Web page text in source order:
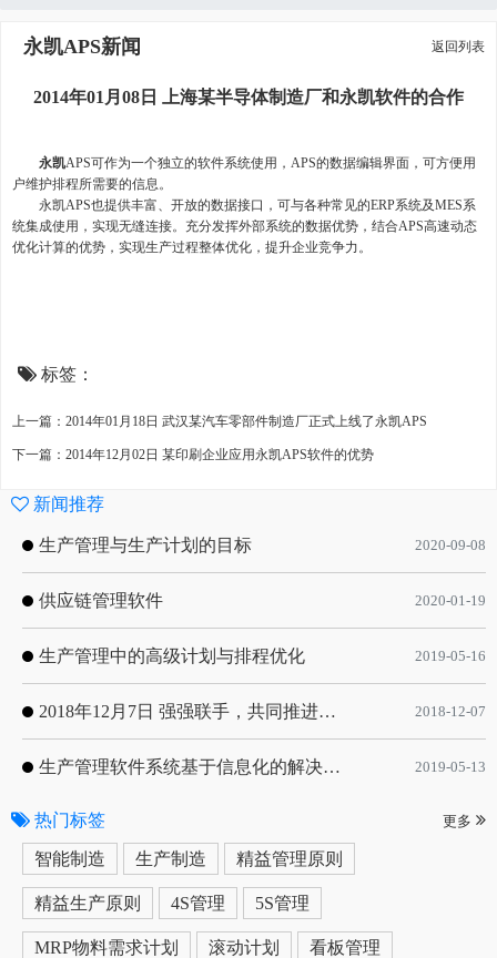
永凯APS新闻 返回列表
2014年01月08日 上海某半导体制造厂和永凯软件的合作
永凯APS可作为一个独立的软件系统使用，APS的数据编辑界面，可方便用
户维护排程所需要的信息。
永凯APS也提供丰富、开放的数据接口，可与各种常见的ERP系统及MES系
统集成使用，实现无缝连接。充分发挥外部系统的数据优势，结合APS高速动态
优化计算的优势，实现生产过程整体优化，提升企业竞争力。
标签：
上一篇：2014年01月18日 武汉某汽车零部件制造厂正式上线了永凯APS
下一篇：2014年12月02日 某印刷企业应用永凯APS软件的优势
新闻推荐
生产管理与生产计划的目标 2020-09-08
供应链管理软件 2020-01-19
生产管理中的高级计划与排程优化 2019-05-16
2018年12月7日 强强联手，共同推进电子器件领域APS应用典范 风华高科生产自动化工业互联网应用项目-APS项目启动会 2018-12-07
生产管理软件系统基于信息化的解决方案 2019-05-13
热门标签 更多
智能制造 生产制造 精益管理原则
精益生产原则 4S管理 5S管理
MRP物料需求计划 滚动计划 看板管理